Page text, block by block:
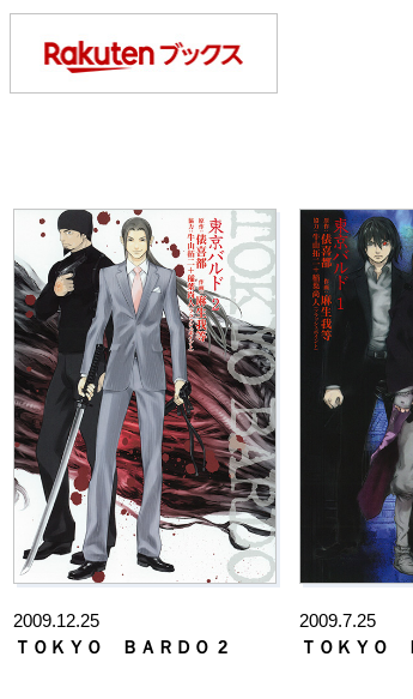
2009.12.25
ＴＯＫＹＯ ＢＡＲＤＯ 2
2009.7.25
ＴＯＫＹＯ